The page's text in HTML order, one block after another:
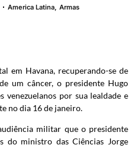
America Latina,Armas
em Havana, recuperando-se de
um câncer, o presidente Hugo
venezuelanos por sua lealdade e
no dia 16 de janeiro.
militar que o presidente
do ministro das Ciências Jorge